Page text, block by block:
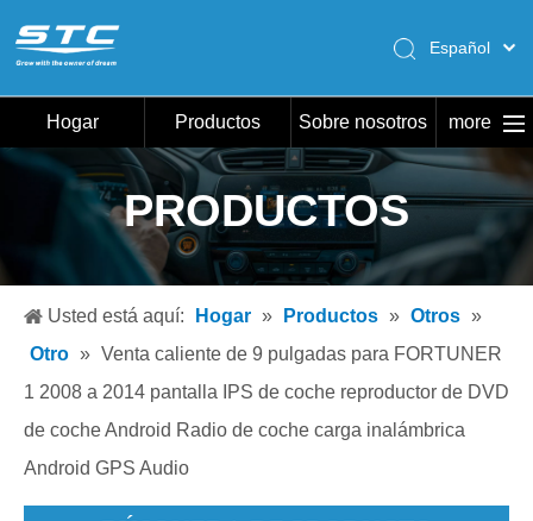
Hogar
Productos
Sobre nosotros
Descargar
Noticias
Contáctenos
Español
Pусский
Português
Hogar Productos Sobre nosotros more
PRODUCTOS
Usted está aquí: Hogar » Productos » Otros »
Otro » Venta caliente de 9 pulgadas para FORTUNER
1 2008 a 2014 pantalla IPS de coche reproductor de DVD
de coche Android Radio de coche carga inalámbrica
Android GPS Audio